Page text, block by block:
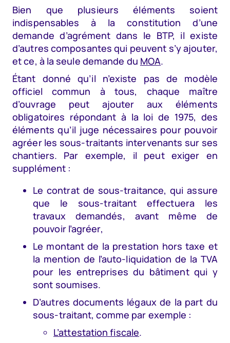
Bien que plusieurs éléments soient
indispensables à la constitution d’une
demande d’agrément dans le BTP, il existe
d’autres composantes qui peuvent s’y ajouter,
et ce, à la seule demande du MOA.
Étant donné qu’il n’existe pas de modèle
officiel commun à tous, chaque maître
d’ouvrage peut ajouter aux éléments
obligatoires répondant à la loi de 1975, des
éléments qu’il juge nécessaires pour pouvoir
agréer les sous-traitants intervenants sur ses
chantiers. Par exemple, il peut exiger en
supplément :
Le contrat de sous-traitance, qui assure
que le sous-traitant effectuera les
travaux demandés, avant même de
pouvoir l’agréer,
Le montant de la prestation hors taxe et
la mention de l’auto-liquidation de la TVA
pour les entreprises du bâtiment qui y
sont soumises.
D’autres documents légaux de la part du
sous-traitant, comme par exemple :
L’attestation fiscale.